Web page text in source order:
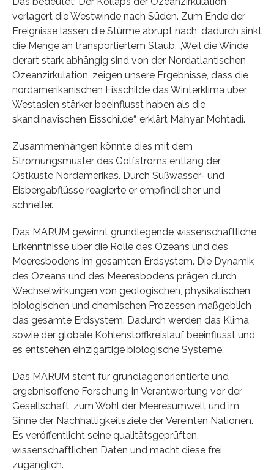
verlagert die Westwinde nach Süden. Zum Ende der
Ereignisse lassen die Stürme abrupt nach, dadurch sinkt
die Menge an transportiertem Staub. „Weil die Winde
derart stark abhängig sind von der Nordatlantischen
Ozeanzirkulation, zeigen unsere Ergebnisse, dass die
nordamerikanischen Eisschilde das Winterklima über
Westasien stärker beeinflusst haben als die
skandinavischen Eisschilde“, erklärt Mahyar Mohtadi.
Zusammenhängen könnte dies mit dem
Strömungsmuster des Golfstroms entlang der
Ostküste Nordamerikas. Durch Süßwasser- und
Eisbergabflüsse reagierte er empfindlicher und
schneller.
Das MARUM gewinnt grundlegende wissenschaftliche
Erkenntnisse über die Rolle des Ozeans und des
Meeresbodens im gesamten Erdsystem. Die Dynamik
des Ozeans und des Meeresbodens prägen durch
Wechselwirkungen von geologischen, physikalischen,
biologischen und chemischen Prozessen maßgeblich
das gesamte Erdsystem. Dadurch werden das Klima
sowie der globale Kohlenstoffkreislauf beeinflusst und
es entstehen einzigartige biologische Systeme.
Das MARUM steht für grundlagenorientierte und
ergebnisoffene Forschung in Verantwortung vor der
Gesellschaft, zum Wohl der Meeresumwelt und im
Sinne der Nachhaltigkeitsziele der Vereinten Nationen.
Es veröffentlicht seine qualitätsgeprüften,
wissenschaftlichen Daten und macht diese frei
zugänglich.